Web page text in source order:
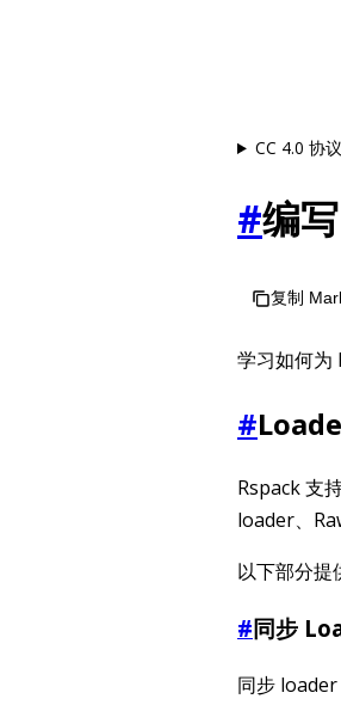
index is available at /zh/
CC 4.0 协议
#编
复制
学习如何为
#
Rspack 支
loader、
以下部分提
#同步
同步